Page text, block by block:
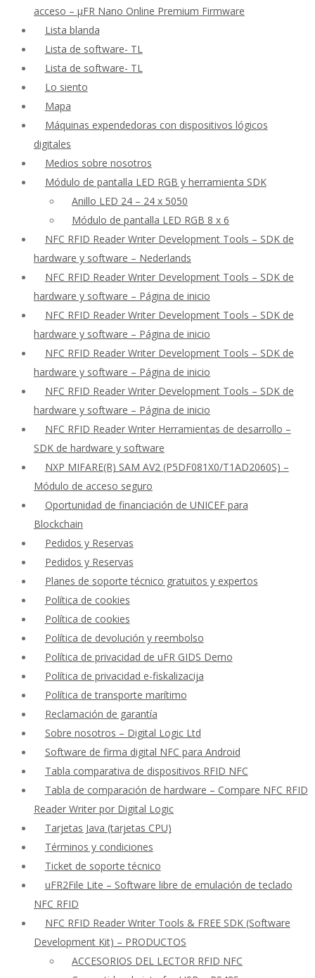
acceso – μFR Nano Online Premium Firmware
Lista blanda
Lista de software- TL
Lista de software- TL
Lo siento
Mapa
Máquinas expendedoras con dispositivos lógicos
digitales
Medios sobre nosotros
Módulo de pantalla LED RGB y herramienta SDK
Anillo LED 24 – 24 x 5050
Módulo de pantalla LED RGB 8 x 6
NFC RFID Reader Writer Development Tools – SDK de
hardware y software – Nederlands
NFC RFID Reader Writer Development Tools – SDK de
hardware y software – Página de inicio
NFC RFID Reader Writer Development Tools – SDK de
hardware y software – Página de inicio
NFC RFID Reader Writer Development Tools – SDK de
hardware y software – Página de inicio
NFC RFID Reader Writer Development Tools – SDK de
hardware y software – Página de inicio
NFC RFID Reader Writer Herramientas de desarrollo –
SDK de hardware y software
NXP MIFARE(R) SAM AV2 (P5DF081X0/T1AD2060S) –
Módulo de acceso seguro
Oportunidad de financiación de UNICEF para
Blockchain
Pedidos y Reservas
Pedidos y Reservas
Planes de soporte técnico gratuitos y expertos
Política de cookies
Política de cookies
Política de devolución y reembolso
Política de privacidad de uFR GIDS Demo
Política de privacidad e-fiskalizacija
Política de transporte marítimo
Reclamación de garantía
Sobre nosotros – Digital Logic Ltd
Software de firma digital NFC para Android
Tabla comparativa de dispositivos RFID NFC
Tabla de comparación de hardware – Compare NFC RFID
Reader Writer por Digital Logic
Tarjetas Java (tarjetas CPU)
Términos y condiciones
Ticket de soporte técnico
uFR2File Lite – Software libre de emulación de teclado
NFC RFID
NFC RFID Reader Writer Tools & FREE SDK (Software
Development Kit) – PRODUCTOS
ACCESORIOS DEL LECTOR RFID NFC